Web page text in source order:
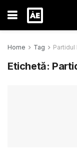
Home Tag Partidul
Etichetă: